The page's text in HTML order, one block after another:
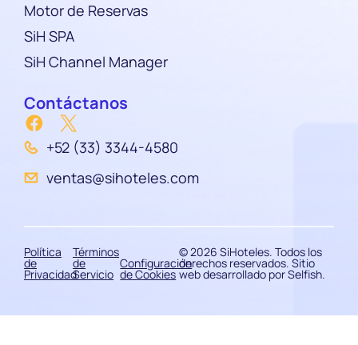
Motor de Reservas
SiH SPA
SiH Channel Manager
Contáctanos
+52 (33) 3344-4580
ventas@sihoteles.com
© 2026 SiHoteles. Todos los
derechos reservados. Sitio
web desarrollado porSelfish.
Política
de
Privacidad
Términos
de
Servicio
Configuración
de Cookies